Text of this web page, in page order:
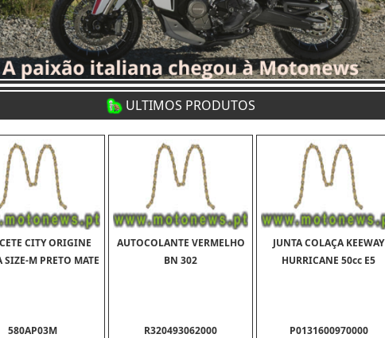
ULTIMOS PRODUTOS
CITY ORIGINE
SIZE-M PRETO MATE
580AP03M
AUTOCOLANTE VERMELHO
BN 302
R320493062000
JUNTA COLAÇA KEEWAY
HURRICANE 50cc E5
P0131600970000